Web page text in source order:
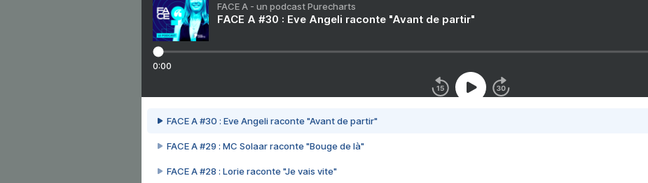
FACE A - un podcast Purecharts
FACE A #30 : Eve Angeli raconte "Avant de partir"
0:00
FACE A #30 : Eve Angeli raconte "Avant de partir"
FACE A #29 : MC Solaar raconte "Bouge de là"
FACE A #28 : Lorie raconte "Je vais vite"